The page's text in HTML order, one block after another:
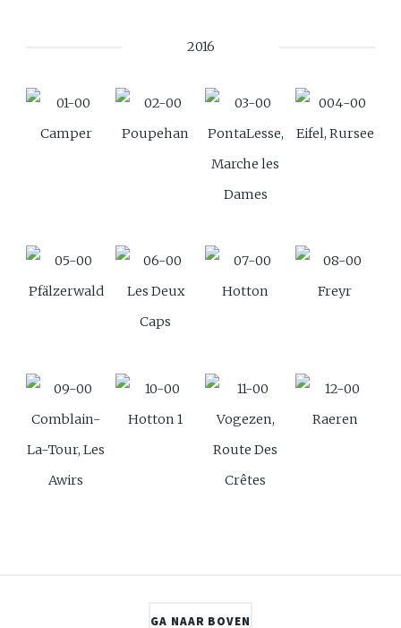
2016
Camper Poupehan
PontaLesse,
Marche les
Dames
Eifel, Rursee
Pfälzerwald
Les Deux
Caps
Hotton Freyr
Comblain-
La-Tour, Les
Awirs
Hotton 1
Vogezen,
Route Des
Crêtes
Raeren
GA NAAR BOVEN